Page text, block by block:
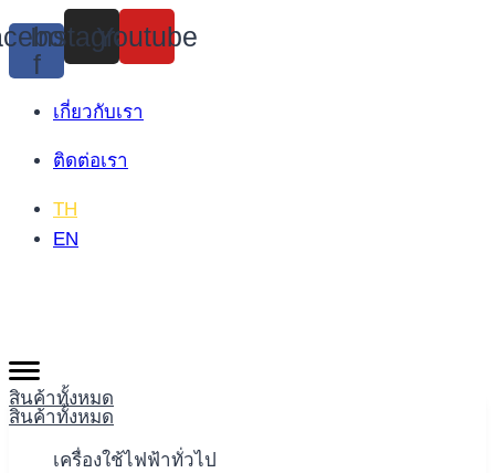
Skip
to
content
f
Instagram
Youtube
เกี่ยวกับเรา
ติดต่อเรา
TH
EN
สินค้าทั้งหมด
สินค้าทั้งหมด
เครื่องใช้ไฟฟ้าทั่วไป